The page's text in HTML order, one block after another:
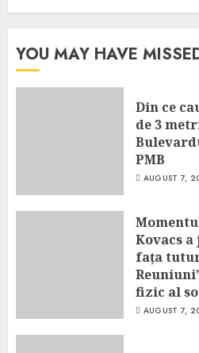
YOU MAY HAVE
Din ce
de 3
PMB
AUGUST 7,
Kovacs
fața
fizic al
AUGUST 7,